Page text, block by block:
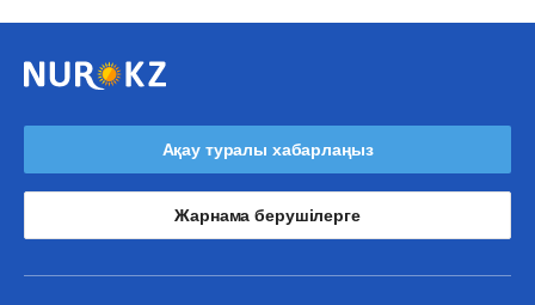
Ақау туралы хабарлаңыз
Жарнама берушілерге